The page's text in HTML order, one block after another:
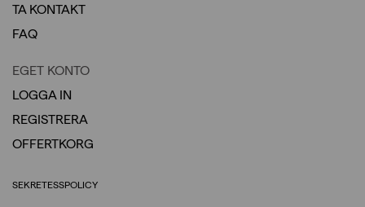
TA KONTAKT
FAQ
EGET KONTO
LOGGA IN
REGISTRERA
OFFERTKORG
SEKRETESSPOLICY